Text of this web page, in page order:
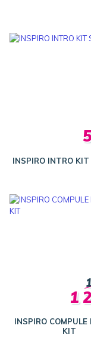
INSPIRO INTRO KIT
INSPIRO COMPULE
KIT
1